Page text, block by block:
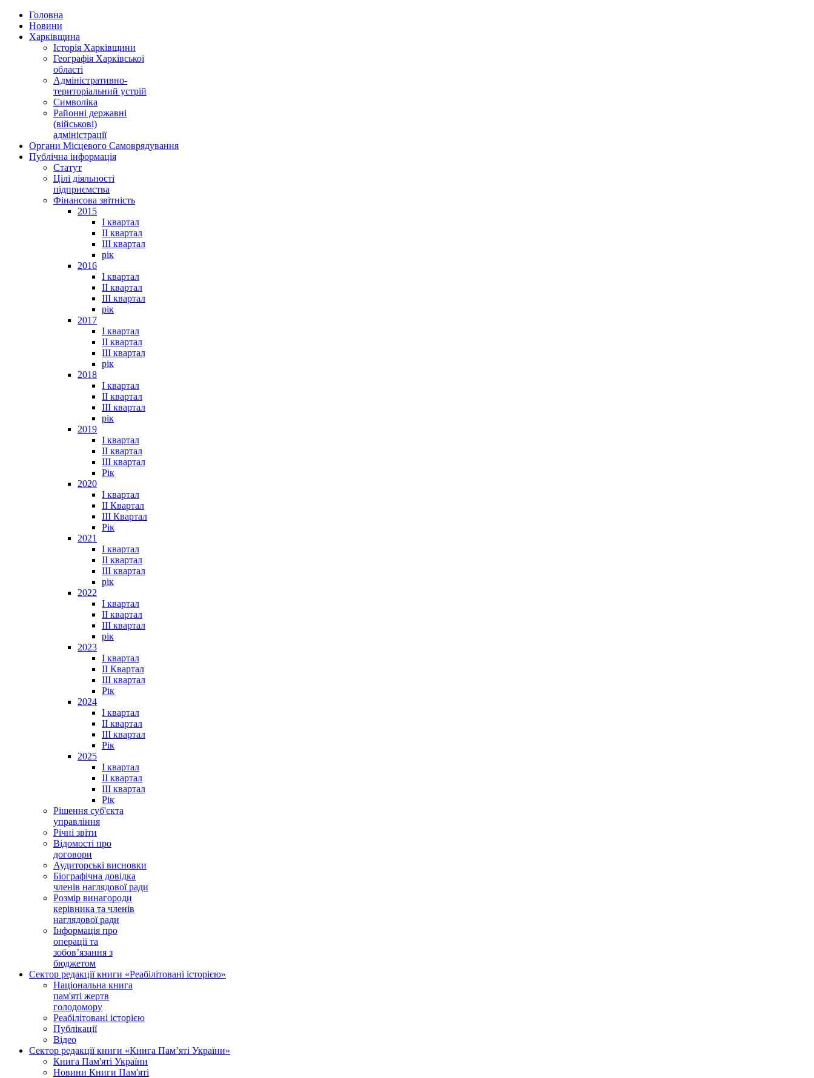
Головна
Новини
Харківщина
Історія Харківщини
Географія Харківської
області
Адміністративно-
територіальний устрій
Символіка
Районні державні
(військові)
адміністрації
Органи Місцевого Самоврядування
Публічна інформація
Статут
Цілі діяльності
підприємства
Фінансова звітність
2015
I квартал
II квартал
III квартал
рік
2016
I квартал
II квартал
III квартал
рік
2017
I квартал
II квартал
III квартал
рік
2018
I квартал
II квартал
III квартал
рік
2019
I квартал
II квартал
III квартал
Рік
2020
I квартал
II Квартал
III Квартал
Рік
2021
I квартал
II квартал
III квартал
рік
2022
I квартал
II квартал
ІІІ квартал
рік
2023
І квартал
ІІ Квартал
III квартал
Рік
2024
I квартал
II квартал
III квартал
Рік
2025
I квартал
II квартал
III квартал
Рік
Рішення суб'єкта
управління
Річні звіти
Відомості про
договори
Аудиторські висновки
Біографічна довідка
членів наглядової ради
Розмір винагороди
керівника та членів
наглядової ради
Інформація про
операції та
зобов’язання з
бюджетом
Сектор редакції книги «Реабілітовані історією»
Національна книга
пам'яті жертв
голодомору
Реабілітовані історією
Публікації
Відео
Сектор редакції книги «Книга Пам’яті України»
Книга Пам'яті України
Новини Книги Пам'яті